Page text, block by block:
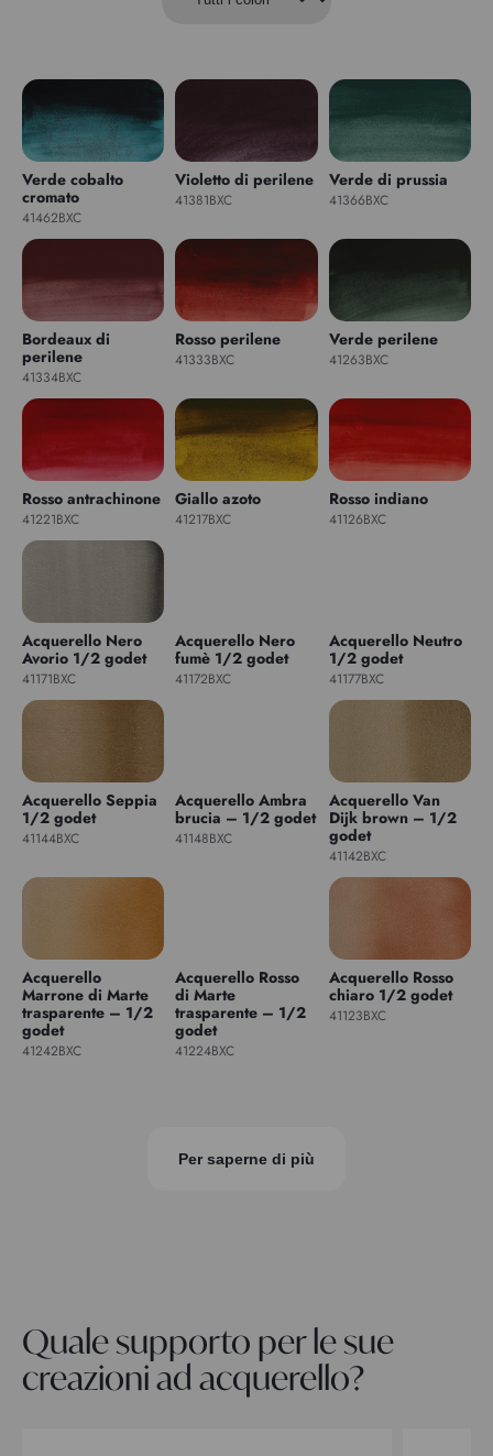
Verde cobalto
cromato
41462BXC
Violetto di perilene
41381BXC
Verde di prussia
41366BXC
Bordeaux di
perilene
41334BXC
Rosso perilene
41333BXC
Verde perilene
41263BXC
Rosso antrachinone
41221BXC
Giallo azoto
41217BXC
Rosso indiano
41126BXC
Acquerello Nero
Avorio 1/2 godet
41171BXC
Acquerello Nero
fumè 1/2 godet
41172BXC
Acquerello Neutro
1/2 godet
41177BXC
Acquerello Seppia
1/2 godet
41144BXC
Acquerello Ambra
brucia – 1/2 godet
41148BXC
Acquerello Van
Dijk brown – 1/2
godet
41142BXC
Acquerello
Marrone di Marte
trasparente – 1/2
godet
41242BXC
Acquerello Rosso
di Marte
trasparente – 1/2
godet
41224BXC
Acquerello Rosso
chiaro 1/2 godet
41123BXC
Per saperne di più
Quale supporto per le sue
creazioni ad acquerello?